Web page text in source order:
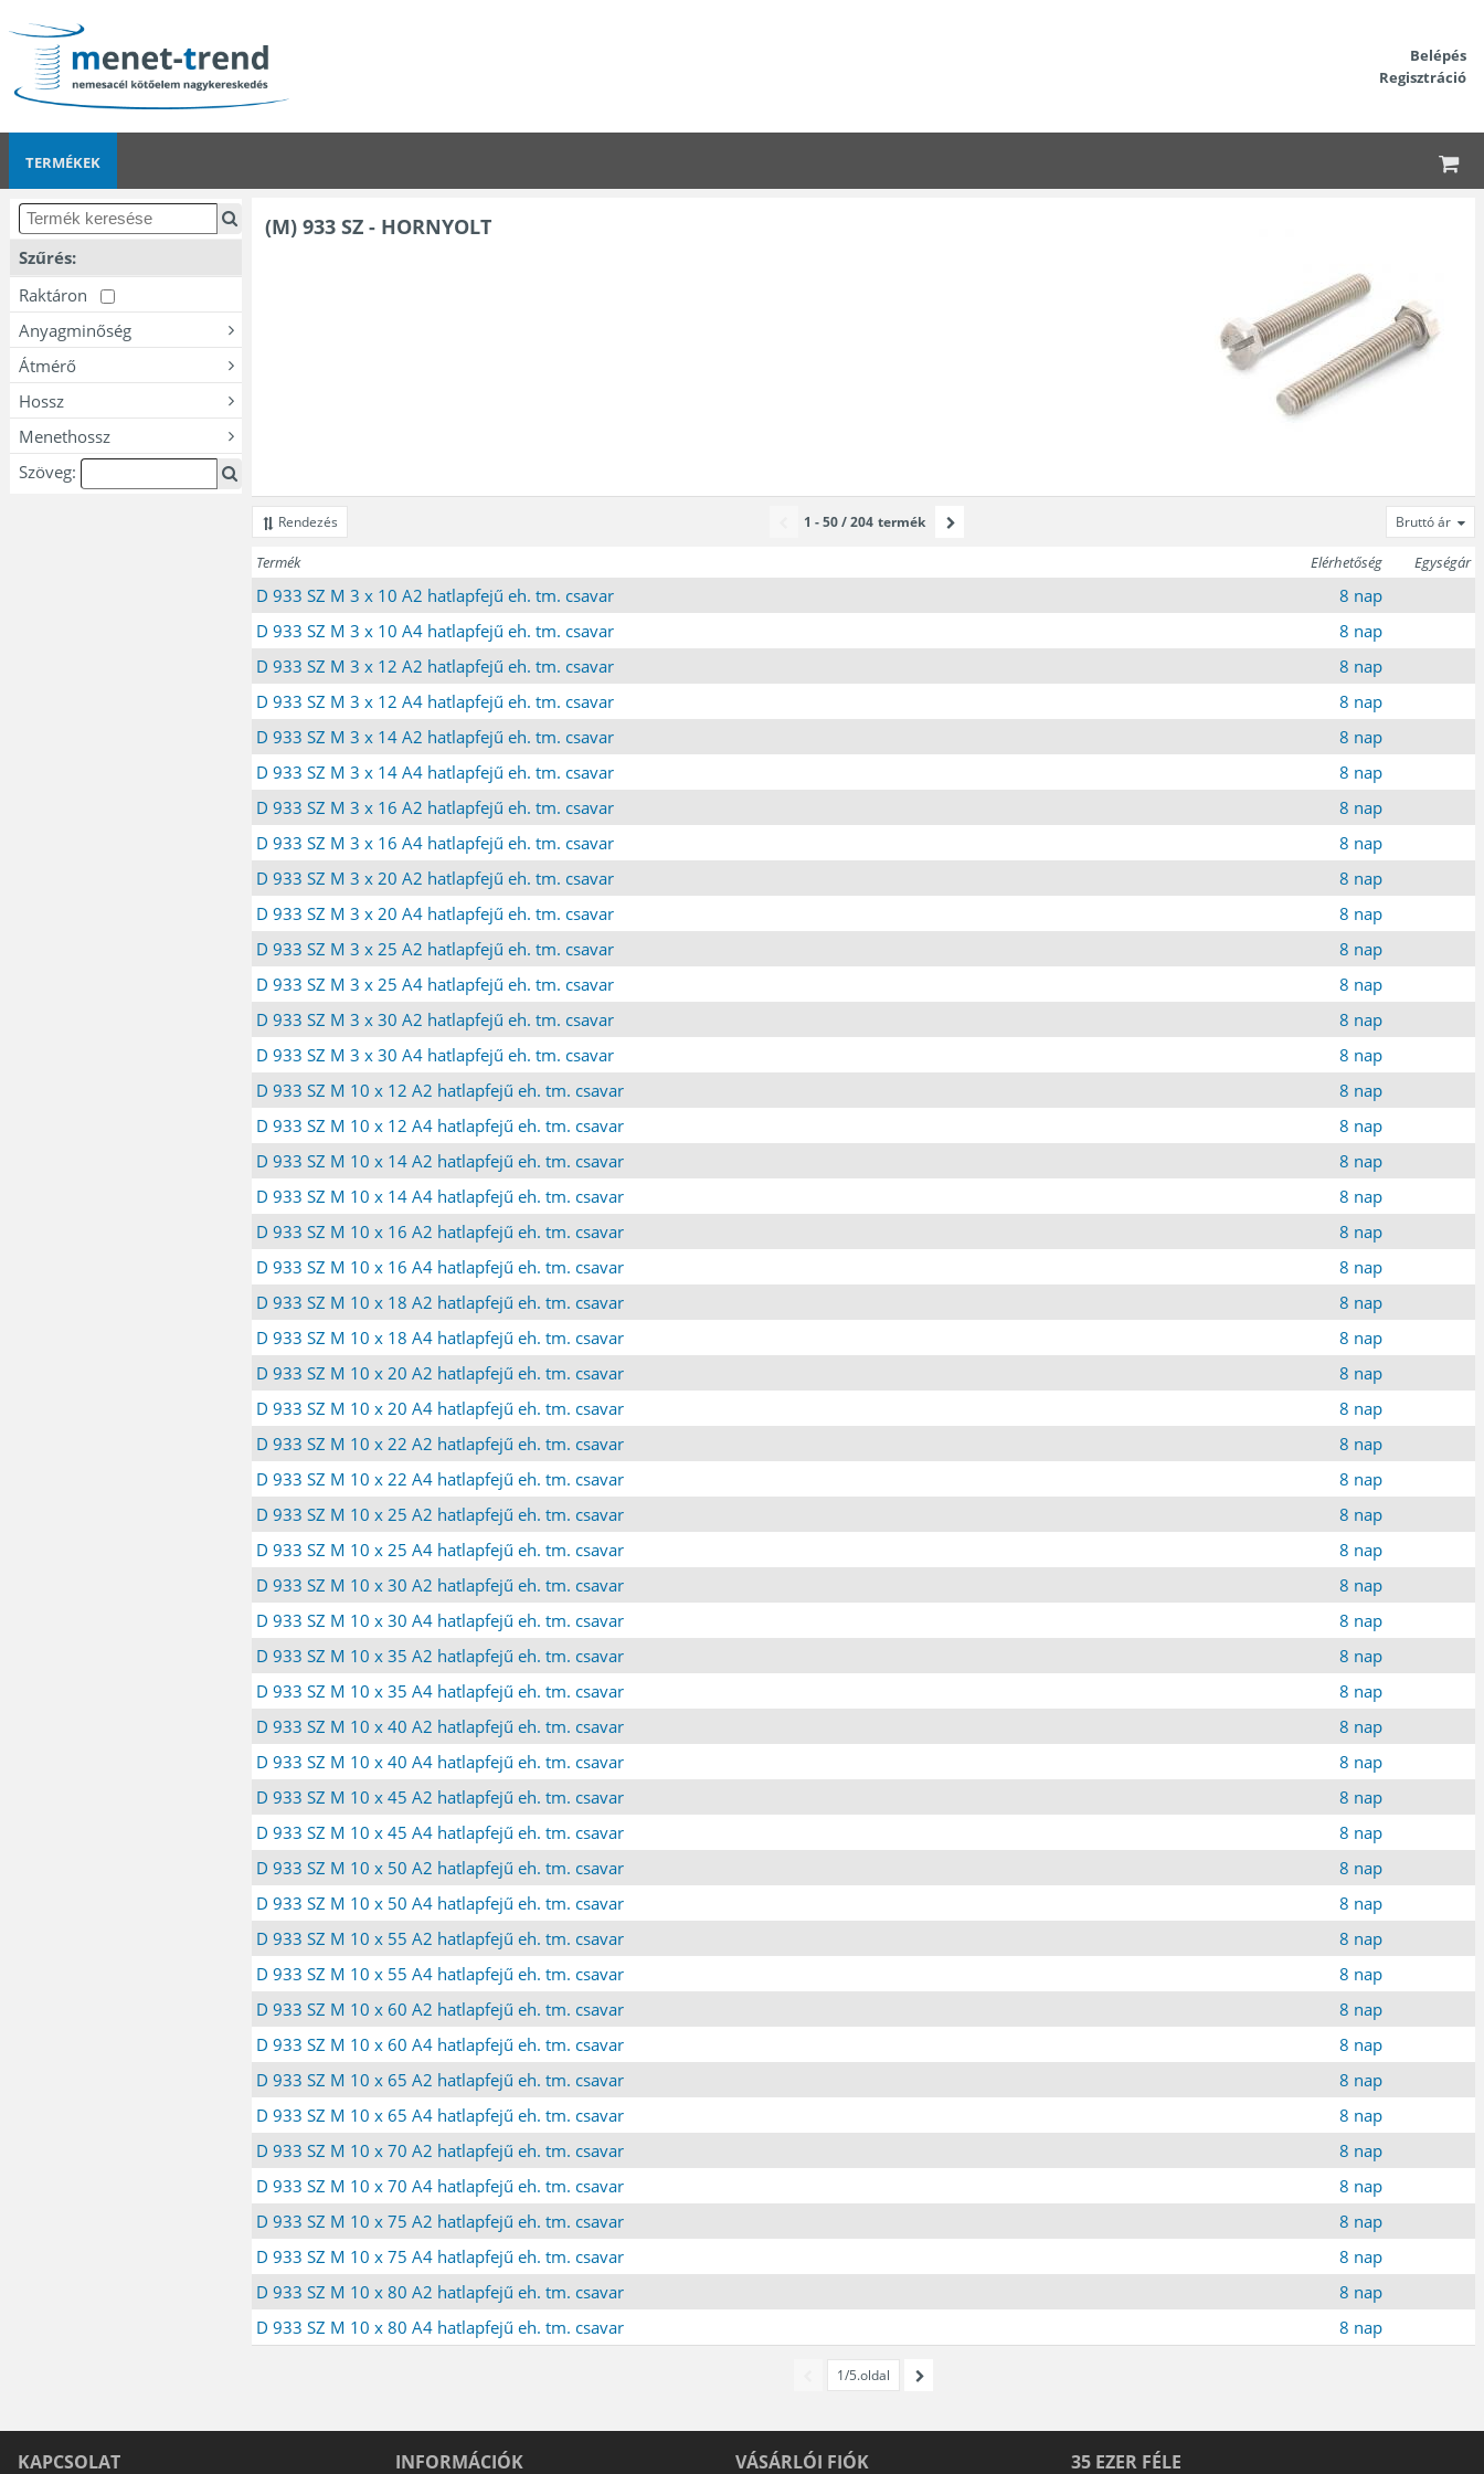
Belépés
Regisztráció
TERMÉKEK
Szűrés:
Raktáron
Anyagminőség
Átmérő
Hossz
Menethossz
Szöveg:
(M) 933 SZ - HORNYOLT
Rendezés 1 - 50 / 204 termék Bruttó ár
Termék Elérhetőség Egységár
D 933 SZ M 3 x 10 A2 hatlapfejű eh. tm. csavar
8 nap
D 933 SZ M 3 x 10 A4 hatlapfejű eh. tm. csavar
8 nap
D 933 SZ M 3 x 12 A2 hatlapfejű eh. tm. csavar
8 nap
D 933 SZ M 3 x 12 A4 hatlapfejű eh. tm. csavar
8 nap
D 933 SZ M 3 x 14 A2 hatlapfejű eh. tm. csavar
8 nap
D 933 SZ M 3 x 14 A4 hatlapfejű eh. tm. csavar
8 nap
D 933 SZ M 3 x 16 A2 hatlapfejű eh. tm. csavar
8 nap
D 933 SZ M 3 x 16 A4 hatlapfejű eh. tm. csavar
8 nap
D 933 SZ M 3 x 20 A2 hatlapfejű eh. tm. csavar
8 nap
D 933 SZ M 3 x 20 A4 hatlapfejű eh. tm. csavar
8 nap
D 933 SZ M 3 x 25 A2 hatlapfejű eh. tm. csavar
8 nap
D 933 SZ M 3 x 25 A4 hatlapfejű eh. tm. csavar
8 nap
D 933 SZ M 3 x 30 A2 hatlapfejű eh. tm. csavar
8 nap
D 933 SZ M 3 x 30 A4 hatlapfejű eh. tm. csavar
8 nap
D 933 SZ M 10 x 12 A2 hatlapfejű eh. tm. csavar
8 nap
D 933 SZ M 10 x 12 A4 hatlapfejű eh. tm. csavar
8 nap
D 933 SZ M 10 x 14 A2 hatlapfejű eh. tm. csavar
8 nap
D 933 SZ M 10 x 14 A4 hatlapfejű eh. tm. csavar
8 nap
D 933 SZ M 10 x 16 A2 hatlapfejű eh. tm. csavar
8 nap
D 933 SZ M 10 x 16 A4 hatlapfejű eh. tm. csavar
8 nap
D 933 SZ M 10 x 18 A2 hatlapfejű eh. tm. csavar
8 nap
D 933 SZ M 10 x 18 A4 hatlapfejű eh. tm. csavar
8 nap
D 933 SZ M 10 x 20 A2 hatlapfejű eh. tm. csavar
8 nap
D 933 SZ M 10 x 20 A4 hatlapfejű eh. tm. csavar
8 nap
D 933 SZ M 10 x 22 A2 hatlapfejű eh. tm. csavar
8 nap
D 933 SZ M 10 x 22 A4 hatlapfejű eh. tm. csavar
8 nap
D 933 SZ M 10 x 25 A2 hatlapfejű eh. tm. csavar
8 nap
D 933 SZ M 10 x 25 A4 hatlapfejű eh. tm. csavar
8 nap
D 933 SZ M 10 x 30 A2 hatlapfejű eh. tm. csavar
8 nap
D 933 SZ M 10 x 30 A4 hatlapfejű eh. tm. csavar
8 nap
D 933 SZ M 10 x 35 A2 hatlapfejű eh. tm. csavar
8 nap
D 933 SZ M 10 x 35 A4 hatlapfejű eh. tm. csavar
8 nap
D 933 SZ M 10 x 40 A2 hatlapfejű eh. tm. csavar
8 nap
D 933 SZ M 10 x 40 A4 hatlapfejű eh. tm. csavar
8 nap
D 933 SZ M 10 x 45 A2 hatlapfejű eh. tm. csavar
8 nap
D 933 SZ M 10 x 45 A4 hatlapfejű eh. tm. csavar
8 nap
D 933 SZ M 10 x 50 A2 hatlapfejű eh. tm. csavar
8 nap
D 933 SZ M 10 x 50 A4 hatlapfejű eh. tm. csavar
8 nap
D 933 SZ M 10 x 55 A2 hatlapfejű eh. tm. csavar
8 nap
D 933 SZ M 10 x 55 A4 hatlapfejű eh. tm. csavar
8 nap
D 933 SZ M 10 x 60 A2 hatlapfejű eh. tm. csavar
8 nap
D 933 SZ M 10 x 60 A4 hatlapfejű eh. tm. csavar
8 nap
D 933 SZ M 10 x 65 A2 hatlapfejű eh. tm. csavar
8 nap
D 933 SZ M 10 x 65 A4 hatlapfejű eh. tm. csavar
8 nap
D 933 SZ M 10 x 70 A2 hatlapfejű eh. tm. csavar
8 nap
D 933 SZ M 10 x 70 A4 hatlapfejű eh. tm. csavar
8 nap
D 933 SZ M 10 x 75 A2 hatlapfejű eh. tm. csavar
8 nap
D 933 SZ M 10 x 75 A4 hatlapfejű eh. tm. csavar
8 nap
D 933 SZ M 10 x 80 A2 hatlapfejű eh. tm. csavar
8 nap
D 933 SZ M 10 x 80 A4 hatlapfejű eh. tm. csavar
8 nap
1/5.oldal
KAPCSOLAT VÁSÁRLÓI FIÓK
INFORMÁCIÓK 35 EZER FÉLE